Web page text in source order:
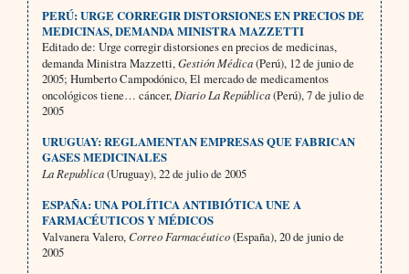
PERÚ: URGE CORREGIR DISTORSIONES EN PRECIOS DE
MEDICINAS, DEMANDA MINISTRA MAZZETTI
Editado de: Urge corregir distorsiones en precios de medicinas,
demanda Ministra Mazzetti,Gestión Médica(Perú), 12 de junio de
2005; Humberto Campodónico, El mercado de medicamentos
oncológicos tiene… cáncer, Diario La República(Perú), 7 de julio de
2005
URUGUAY: REGLAMENTAN EMPRESAS QUE FABRICAN
GASES MEDICINALES
La Republica(Uruguay), 22 de julio de 2005
ESPAÑA: UNA POLÍTICA ANTIBIÓTICA UNE A
FARMACÉUTICOS Y MÉDICOS
Valvanera Valero,Correo Farmacéutico(España), 20 de junio de
2005